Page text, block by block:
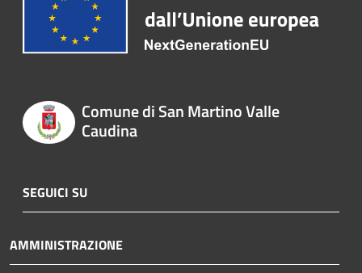
Comune di San Martino Valle
Caudina
SEGUICI SU
AMMINISTRAZIONE